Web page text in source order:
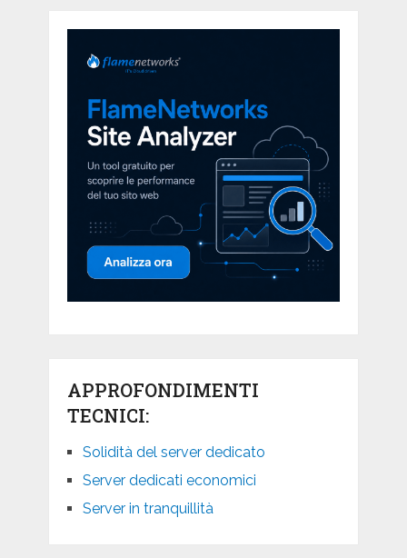
APPROFONDIMENTI
TECNICI:
Solidità del server dedicato
Server dedicati economici
Server in tranquillità